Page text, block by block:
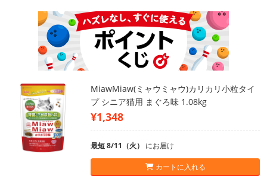
MiawMiaw(ミャウミャウ)カリカリ小粒タイ
プ シニア猫用 まぐろ味 1.08kg
¥1,348
最短 8/11（火） にお届け
カートに入れる